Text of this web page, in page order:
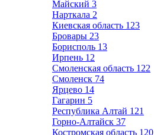
Майский 3
Нарткала 2
Киевская область 123
Бровары 23
Борисполь 13
Ирпень 12
Смоленская область 122
Смоленск 74
Ярцево 14
Гагарин 5
Республика Алтай 121
Горно-Алтайск 37
Костромская область 120